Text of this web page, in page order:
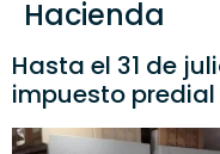
Hacienda
Hasta el 31 de
impuesto predial